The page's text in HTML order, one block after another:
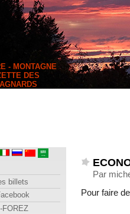
- MONTAGNE
DES
Par
Pour faire
billets
FOREZ